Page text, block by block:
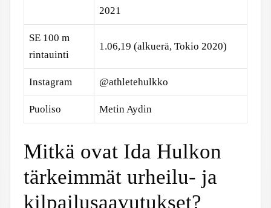
2021
SE 100 m
rintauinti
1.06,19 (alkuerä, Tokio 2020)
Instagram @athletehulkko
Puoliso Metin Aydin
Mitkä ovat Ida Hulkon
tärkeimmät urheilu- ja
kilpailusaavutukset?